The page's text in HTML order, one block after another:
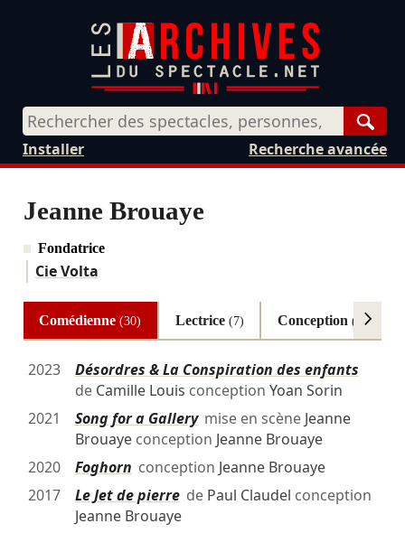
Recherche avancée
Installer
Jeanne Brouaye
Fondatrice
Cie Volta
Comédienne(30) Lectrice (7) Conception(6)
2023
Désordres & La Conspiration des enfants
de Camille Louis conception Yoan Sorin
2021
Song for a Gallerymise en scène Jeanne
Brouayeconception Jeanne Brouaye
2020
Foghorn conception Jeanne Brouaye
2017
Le Jet de pierrede Paul Claudel conception
Jeanne Brouaye